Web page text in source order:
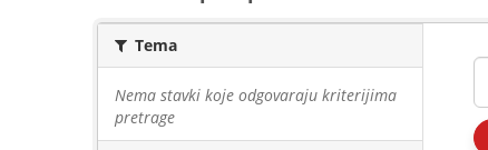
Tema
Nema stavki koje odgovaraju kriterijima
pretrage